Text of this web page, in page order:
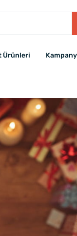
Ürünleri